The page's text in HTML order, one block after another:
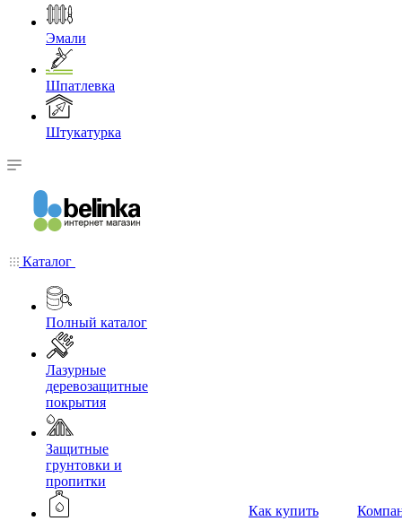
Эмали
Шпатлевка
Штукатурка
Каталог
Полный каталог
Лазурные
деревозащитные
покрытия
Защитные
грунтовки и
пропитки
Как купить